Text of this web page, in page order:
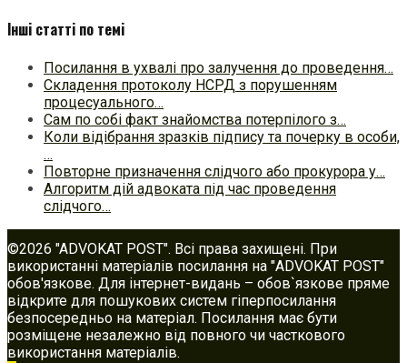
Інші статті по темі
Посилання в ухвалі про залучення до проведення…
Складення протоколу НСРД з порушенням
процесуального…
Сам по собі факт знайомства потерпілого з…
Коли відібрання зразків підпису та почерку в особи,
…
Повторне призначення слідчого або прокурора у…
Алгоритм дій адвоката під час проведення
слідчого…
©2026 "ADVOKAT POST". Всі права захищені. При
використанні матеріалів посилання на "ADVOKAT POST"
обов'язкове. Для інтернет-видань – обов`язкове пряме
відкрите для пошукових систем гіперпосилання
безпосередньо на матеріал. Посилання має бути
розміщене незалежно від повного чи часткового
використання матеріалів.